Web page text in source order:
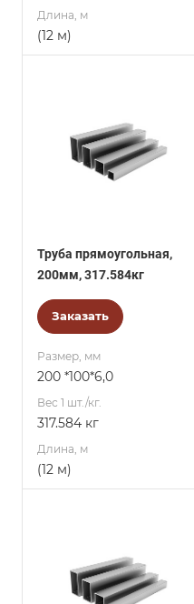
Длина, м
(12 м)
Труба прямоугольная,
200мм, 317.584кг
Заказать
Размер, мм
200 *100*6,0
Вес 1 шт./кг.
317.584 кг
Длина, м
(12 м)